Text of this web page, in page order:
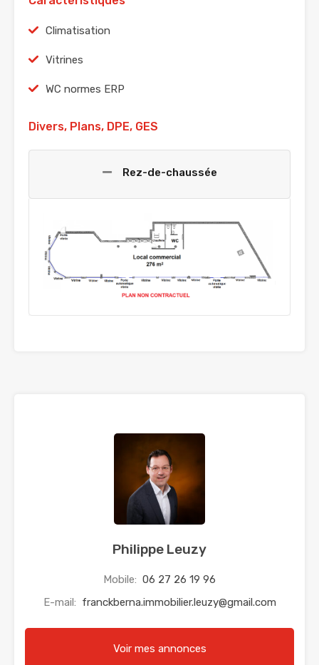
Climatisation
Vitrines
WC normes ERP
Divers, Plans, DPE, GES
Rez-de-chaussée
Philippe Leuzy
Mobile: 06 27 26 19 96
E-mail: franckberna.immobilier.leuzy@gmail.com
Voir mes annonces